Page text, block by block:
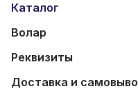
Каталог
Волар
Реквизиты
Доставка и